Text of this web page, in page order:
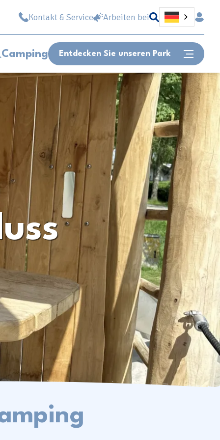
Kontakt & Service Arbeiten bei
Camping Entdecken Sie unseren Park
Oder schnell zu...
Lageplan
Öffnungszeit
Stellenangebote
Können wir Ihnen helfen?
Kontakt & häufig gestellte Fragen
Folgen Sie uns auf den
sozialen Medien